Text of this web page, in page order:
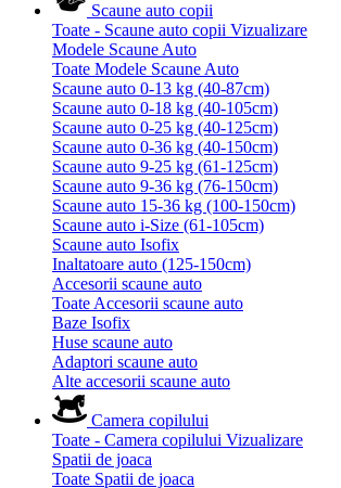
Scaune auto copii
Toate - Scaune auto copii Vizualizare
Modele Scaune Auto
Toate Modele Scaune Auto
Scaune auto 0-13 kg (40-87cm)
Scaune auto 0-18 kg (40-105cm)
Scaune auto 0-25 kg (40-125cm)
Scaune auto 0-36 kg (40-150cm)
Scaune auto 9-25 kg (61-125cm)
Scaune auto 9-36 kg (76-150cm)
Scaune auto 15-36 kg (100-150cm)
Scaune auto i-Size (61-105cm)
Scaune auto Isofix
Inaltatoare auto (125-150cm)
Accesorii scaune auto
Toate Accesorii scaune auto
Baze Isofix
Huse scaune auto
Adaptori scaune auto
Alte accesorii scaune auto
Camera copilului
Toate - Camera copilului Vizualizare
Spatii de joaca
Toate Spatii de joaca